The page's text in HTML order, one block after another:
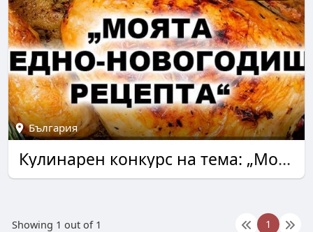
България
Кулинарен конкурс на тема: „Моята коледно-новогодишна рецепта“. Конкурс за авторски рецепти и фотокулинарен конкурс.
Showing 1 out of 1 1